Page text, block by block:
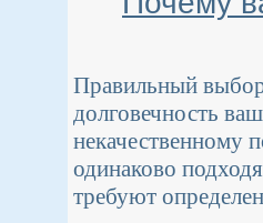
Правильный выбор
долговечность
некачественному
одинаково
требуют